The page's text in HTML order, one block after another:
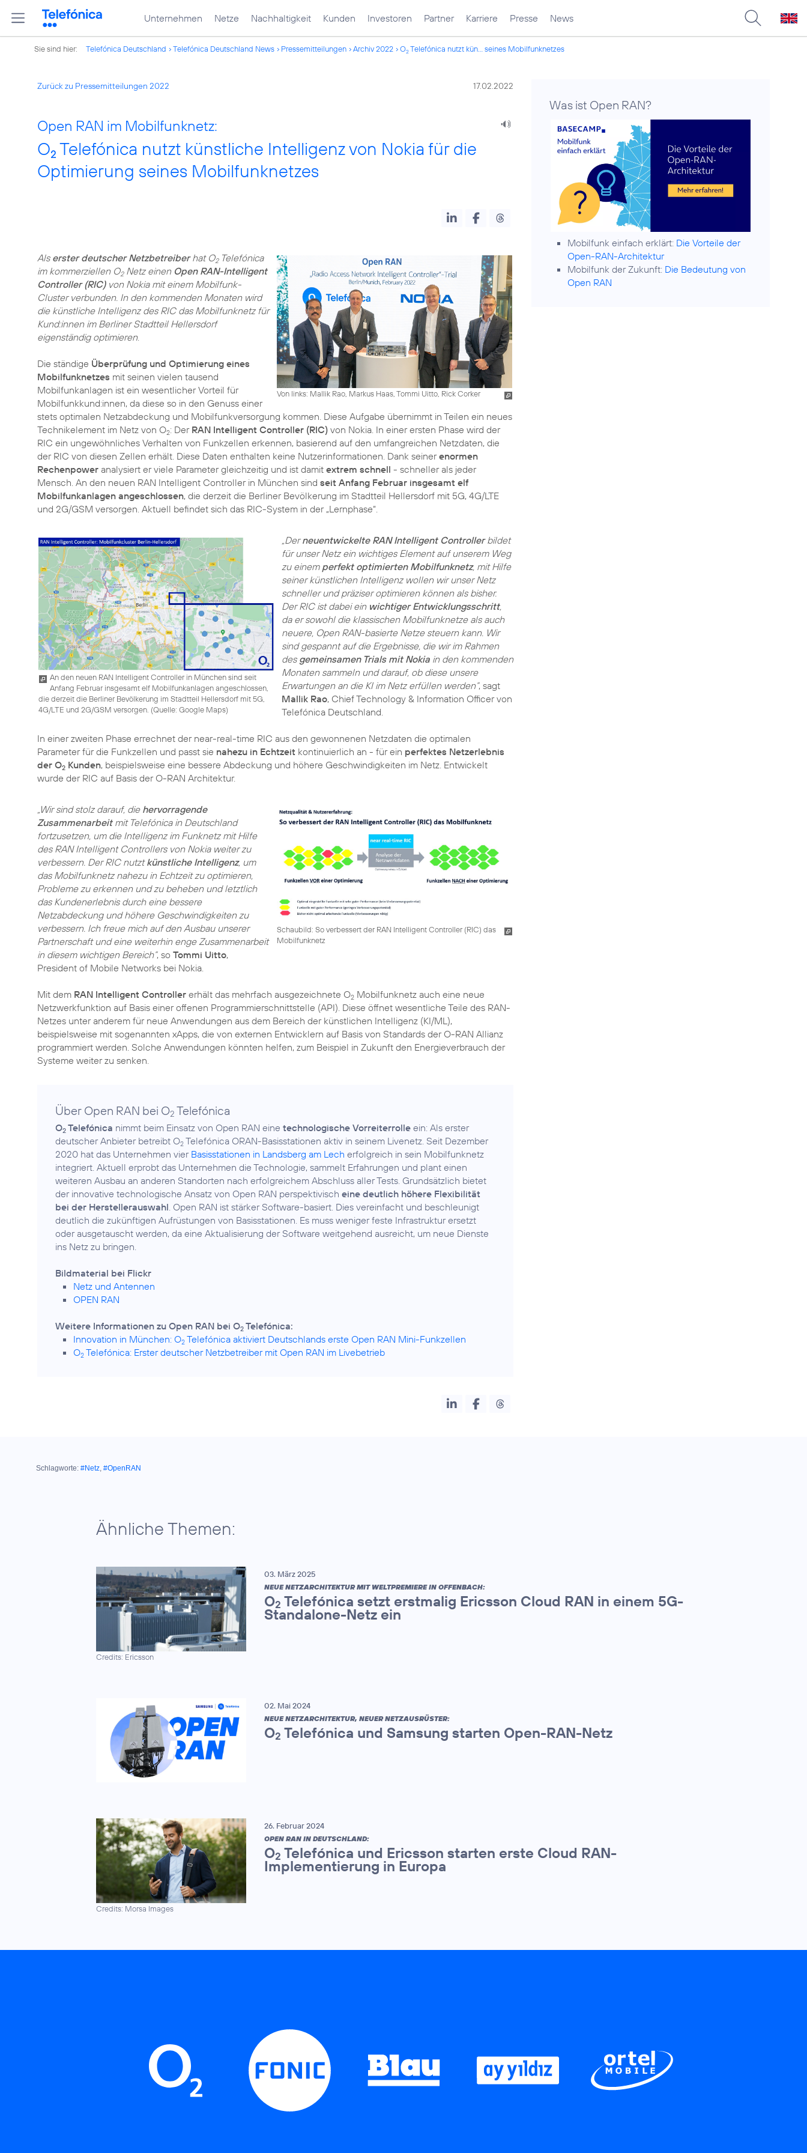
Unternehmen Netze Nachhaltigkeit Kunden Investoren Partner Karriere Presse News
Sie sind hier: Telefónica Deutschland Telefónica Deutschland News Pressemitteilungen Archiv 2022 O2Telefónica nutzt kün... seines Mobilfunknetzes
Zurück zu Pressemitteilungen 2022 17.02.2022
Open RAN im Mobilfunknetz:
O2 Telefónica nutzt künstliche Intelligenz von Nokia für die
Optimierung seines Mobilfunknetzes
Von links: Mallik Rao, Markus Haas, Tommi Uitto, Rick Corker
Als erster deutscher Netzbetreiberhat O2Telefónica
im kommerziellen O2Netz einen Open RAN-Intelligent
Controller (RIC)von Nokia mit einem Mobilfunk-
Cluster verbunden. In den kommenden Monaten wird
die künstliche Intelligenz des RIC das Mobilfunknetz für
Kund:innen im Berliner Stadtteil Hellersdorf
eigenständig optimieren.
Die ständige Überprüfung und Optimierung eines
Mobilfunknetzes mit seinen vielen tausend
Mobilfunkanlagen ist ein wesentlicher Vorteil für
Mobilfunkkund:innen, da diese so in den Genuss einer
stets optimalen Netzabdeckung und Mobilfunkversorgung kommen. Diese Aufgabe übernimmt in Teilen ein neues
Technikelement im Netz von O2: Der RAN Intelligent Controller (RIC) von Nokia. In einer ersten Phase wird der
RIC ein ungewöhnliches Verhalten von Funkzellen erkennen, basierend auf den umfangreichen Netzdaten, die
der RIC von diesen Zellen erhält. Diese Daten enthalten keine Nutzerinformationen. Dank seinerenormen
Rechenpower analysiert er viele Parameter gleichzeitig und ist damit extrem schnell - schneller als jeder
Mensch. An den neuen RAN Intelligent Controller in München sind seit Anfang Februar insgesamt elf
Mobilfunkanlagen angeschlossen, die derzeit die Berliner Bevölkerung im Stadtteil Hellersdorf mit 5G, 4G/LTE
und 2G/GSM versorgen. Aktuell befindet sich das RIC-System in der „Lernphase“.
An den neuen RAN Intelligent Controller in München sind seit
Anfang Februar insgesamt elf Mobilfunkanlagen angeschlossen,
die derzeit die Berliner Bevölkerung im Stadtteil Hellersdorf mit 5G,
4G/LTE und 2G/GSM versorgen. (Quelle: Google Maps)
„Derneuentwickelte RAN Intelligent Controllerbildet
für unser Netz ein wichtiges Element auf unserem Weg
zu einem perfekt optimierten Mobilfunknetz, mit Hilfe
seiner künstlichen Intelligenz wollen wir unser Netz
schneller und präziser optimieren können als bisher.
Der RIC ist dabei ein wichtiger Entwicklungsschritt,
da er sowohl die klassischen Mobilfunknetze als auch
neuere, Open RAN-basierte Netze steuern kann. Wir
sind gespannt auf die Ergebnisse, die wir im Rahmen
des gemeinsamen Trials mit Nokiain den kommenden
Monaten sammeln und darauf, ob diese unsere
Erwartungen an die KI im Netz erfüllen werden“, sagt
Mallik Rao, Chief Technology & Information Officer von
Telefónica Deutschland.
In einer zweiten Phase errechnet der near-real-time RIC aus den gewonnenen Netzdaten die optimalen
Parameter für die Funkzellen und passt sie nahezu in Echtzeit kontinuierlich an - für ein perfektes Netzerlebnis
der O2 Kunden, beispielsweise eine bessere Abdeckung und höhere Geschwindigkeiten im Netz. Entwickelt
wurde der RIC auf Basis der O-RAN Architektur.
Schaubild: So verbessert der RAN Intelligent Controller (RIC) das
Mobilfunknetz
„Wir sind stolz darauf, die hervorragende
Zusammenarbeitmit Telefónica in Deutschland
fortzusetzen, um die Intelligenz im Funknetz mit Hilfe
des RAN Intelligent Controllers von Nokia weiter zu
verbessern. Der RIC nutztkünstliche Intelligenz, um
das Mobilfunknetz nahezu in Echtzeit zu optimieren,
Probleme zu erkennen und zu beheben und letztlich
das Kundenerlebnis durch eine bessere
Netzabdeckung und höhere Geschwindigkeiten zu
verbessern. Ich freue mich auf den Ausbau unserer
Partnerschaft und eine weiterhin enge Zusammenarbeit
in diesem wichtigen Bereich“, so Tommi Uitto,
President of Mobile Networks bei Nokia.
Mit dem RAN Intelligent Controller erhält das mehrfach ausgezeichnete O2 Mobilfunknetz auch eine neue
Netzwerkfunktion auf Basis einer offenen Programmierschnittstelle (API). Diese öffnet wesentliche Teile des RAN-
Netzes unter anderem für neue Anwendungen aus dem Bereich der künstlichen Intelligenz (KI/ML),
beispielsweise mit sogenannten xApps, die von externen Entwicklern auf Basis von Standards der O-RAN Allianz
programmiert werden. Solche Anwendungen könnten helfen, zum Beispiel in Zukunft den Energieverbrauch der
Systeme weiter zu senken.
Über Open RAN bei O2 Telefónica
O2 Telefónica nimmt beim Einsatz von Open RAN eine technologische Vorreiterrolle ein: Als erster
deutscher Anbieter betreibt O2 Telefónica ORAN-Basisstationen aktiv in seinem Livenetz. Seit Dezember
2020 hat das Unternehmen vier Basisstationen in Landsberg am Lech erfolgreich in sein Mobilfunknetz
integriert. Aktuell erprobt das Unternehmen die Technologie, sammelt Erfahrungen und plant einen
weiteren Ausbau an anderen Standorten nach erfolgreichem Abschluss aller Tests. Grundsätzlich bietet
der innovative technologische Ansatz von Open RAN perspektivisch eine deutlich höhere Flexibilität
bei der Herstellerauswahl. Open RAN ist stärker Software-basiert. Dies vereinfacht und beschleunigt
deutlich die zukünftigen Aufrüstungen von Basisstationen. Es muss weniger feste Infrastruktur ersetzt
oder ausgetauscht werden, da eine Aktualisierung der Software weitgehend ausreicht, um neue Dienste
ins Netz zu bringen.
Bildmaterial bei Flickr
Netz und Antennen
OPEN RAN
Weitere Informationen zu Open RAN bei O2 Telefónica:
Innovation in München: O2 Telefónica aktiviert Deutschlands erste Open RAN Mini-Funkzellen
O2 Telefónica: Erster deutscher Netzbetreiber mit Open RAN im Livebetrieb
Was ist Open RAN?
Mobilfunk einfach erklärt: Die Vorteile der
Open-RAN-Architektur
Mobilfunk der Zukunft: Die Bedeutung von
Open RAN
Schlagworte: #Netz, #OpenRAN
Ähnliche Themen:
Credits: Ericsson
03. März 2025
NEUE NETZARCHITEKTUR MIT WELTPREMIERE IN OFFENBACH:
O2 Telefónica setzt erstmalig Ericsson Cloud RAN in einem 5G-
Standalone-Netz ein
02. Mai 2024
NEUE NETZARCHITEKTUR, NEUER NETZAUSRÜSTER:
O2 Telefónica und Samsung starten Open-RAN-Netz
Credits: Morsa Images
26. Februar 2024
OPEN RAN IN DEUTSCHLAND:
O2 Telefónica und Ericsson starten erste Cloud RAN-
Implementierung in Europa